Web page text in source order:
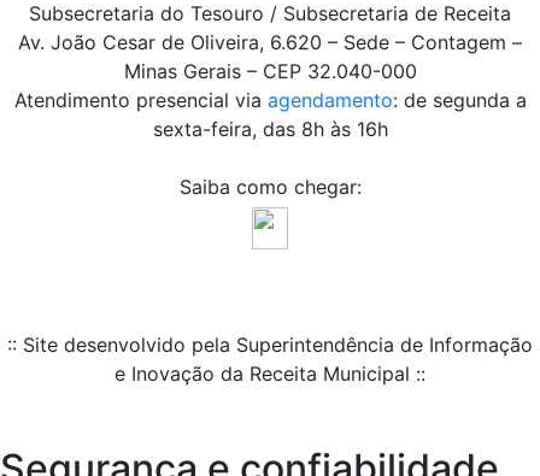
Subsecretaria do Tesouro / Subsecretaria de Receita
Av. João Cesar de Oliveira, 6.620 – Sede – Contagem –
Minas Gerais – CEP 32.040-000
Atendimento presencial via agendamento: de segunda a
sexta-feira, das 8h às 16h
Saiba como chegar:
:: Site desenvolvido pela Superintendência de Informação
e Inovação da Receita Municipal ::